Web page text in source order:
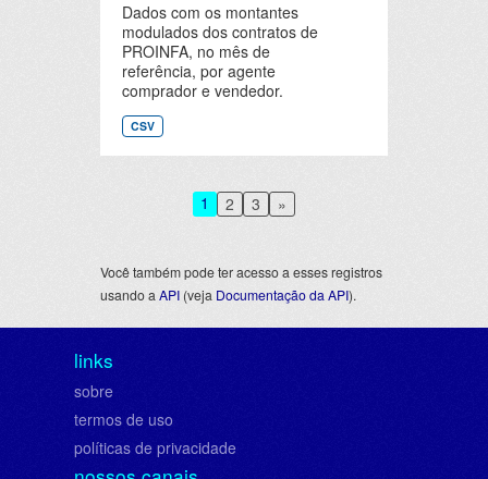
Dados com os montantes
modulados dos contratos de
PROINFA, no mês de
referência, por agente
comprador e vendedor.
CSV
1 2 3 »
Você também pode ter acesso a esses registros
usando a API (veja Documentação da API).
links
sobre
termos de uso
políticas de privacidade